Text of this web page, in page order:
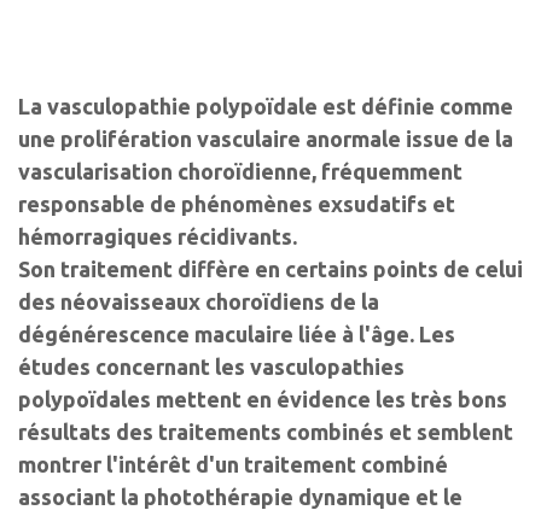
La vasculopathie polypoïdale est définie comme
une prolifération vasculaire anormale issue de la
vascularisation choroïdienne, fréquemment
responsable de phénomènes exsudatifs et
hémorragiques récidivants.
Son traitement diffère en certains points de celui
des néovaisseaux choroïdiens de la
dégénérescence maculaire liée à l'âge. Les
études concernant les vasculopathies
polypoïdales mettent en évidence les très bons
résultats des traitements combinés et semblent
montrer l'intérêt d'un traitement combiné
associant la photothérapie dynamique et le